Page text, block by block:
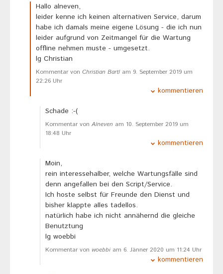
Hallo alneven,
leider kenne ich keinen alternativen Service, darum
habe ich damals meine eigene Lösung - die ich nun
leider aufgrund von Zeitmangel für die Wartung
offline nehmen muste - umgesetzt.
lg Christian
Kommentar von Christian Bartl am 9. September 2019 um
22:26 Uhr
kommentieren
Schade :-(
Kommentar von Alneven am 10. September 2019 um
18:48 Uhr
kommentieren
Moin,
rein interessehalber, welche Wartungsfälle sind
denn angefallen bei den Script/Service.
Ich hoste selbst für Freunde den Dienst und
bisher klappte alles tadellos.
natürlich habe ich nicht annähernd die gleiche
Benutztung
lg woebbi
Kommentar von woebbi am 6. Jänner 2020 um 11:24 Uhr
kommentieren